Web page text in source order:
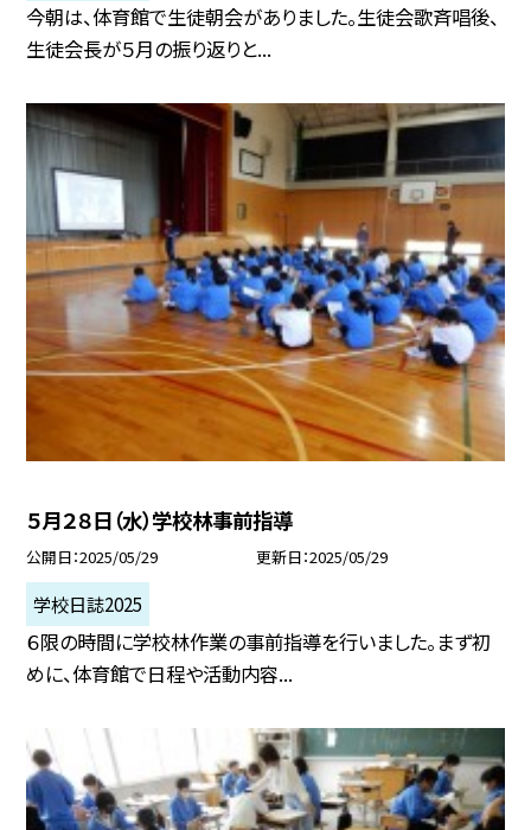
今朝は、体育館で生徒朝会がありました。生徒会歌斉唱後、
生徒会長が５月の振り返りと...
５月２８日（水）学校林事前指導
公開日 2025/05/29 更新日 2025/05/29
学校日誌2025
６限の時間に学校林作業の事前指導を行いました。まず初
めに、体育館で日程や活動内容...